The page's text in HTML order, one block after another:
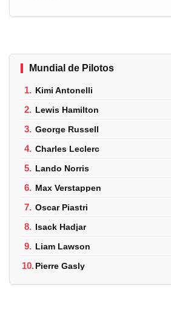
Mundial de Pilotos
1. Kimi Antonelli
2. Lewis Hamilton
3. George Russell
4. Charles Leclerc
5. Lando Norris
6. Max Verstappen
7. Oscar Piastri
8. Isack Hadjar
9. Liam Lawson
10.Pierre Gasly